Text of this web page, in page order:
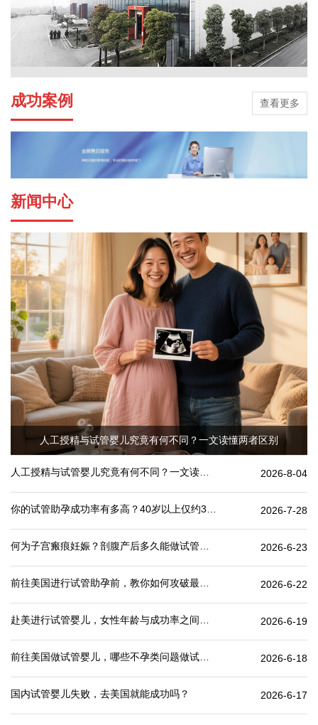
成功案例 查看更多
新闻中心
人工授精与试管婴儿究竟有何不同？一文读懂两者区别
2026-8-04
2026-7-28
2026-6-23
2026-6-22
2026-6-19
2026-6-18
国内试管婴儿失败，去美国就能成功吗？ 2026-6-17